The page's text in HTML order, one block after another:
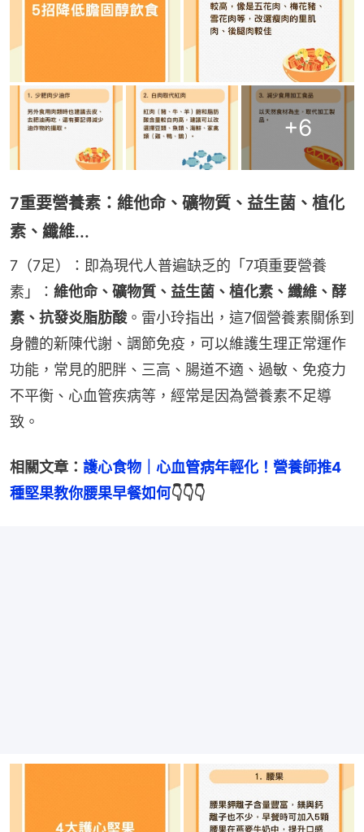
+6
7重要營養素：維他命、礦物質、益生菌、植化
素、纖維...
7（7足）：即為現代人普遍缺乏的「7項重要營養
素」： 維他命、礦物質、益生菌、植化素、纖維、酵
素、抗發炎脂肪酸。雷小玲指出，這7個營養素關係到
身體的新陳代謝、調節免疫，可以維護生理正常運作
功能，常見的肥胖、三高、腸道不適、過敏、免疫力
不平衡、心血管疾病等，經常是因為營養素不足導
致。
相關文章： 護心食物｜心血管病年輕化！營養師推4
種堅果教你腰果早餐如何👇👇👇